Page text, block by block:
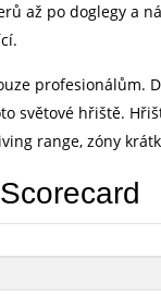
až po doglegy a
profesionálům.
světové hřiště.
range, zóny
Scorecard